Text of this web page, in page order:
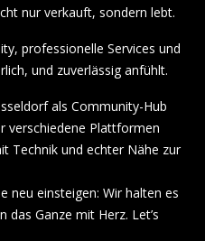
nur verkauft, sondern lebt.
professionelle Services und
und zuverlässig anfühlt.
als Community-Hub
verschiedene Plattformen
Technik und echter Nähe zur
neu einsteigen: Wir halten es
Ganze mit Herz. Let’s